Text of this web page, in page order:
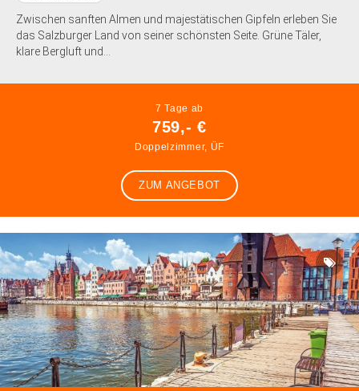
Zwischen sanften Almen und majestätischen Gipfeln erleben Sie
das Salzburger Land von seiner schönsten Seite. Grüne Täler,
klare Bergluft und...
7 Tage ab
759,- €
Doppelzimmer, ÜF
ZUM ANGEBOT